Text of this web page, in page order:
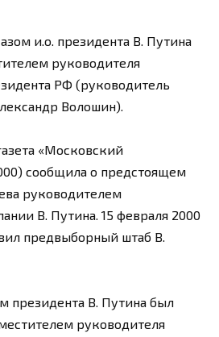
и.о. президента В. Путина
руководителя
РФ (руководитель
Волошин).
«Московский
сообщила о предстоящем
руководителем
В. Путина. 15 февраля 2000
предвыборный штаб В.
президента В. Путина был
руководителя